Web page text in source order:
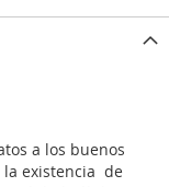
a los buenos
la existencia de